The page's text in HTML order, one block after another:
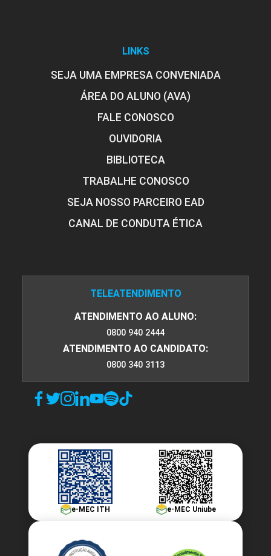
LINKS
SEJA UMA EMPRESA CONVENIADA
ÁREA DO ALUNO (AVA)
FALE CONOSCO
OUVIDORIA
BIBLIOTECA
TRABALHE CONOSCO
SEJA NOSSO PARCEIRO EAD
CANAL DE CONDUTA ÉTICA
TELEATENDIMENTO
ATENDIMENTO AO ALUNO:
0800 940 2444
ATENDIMENTO AO CANDIDATO:
0800 340 3113
e-MEC ITH e-MEC Uniube